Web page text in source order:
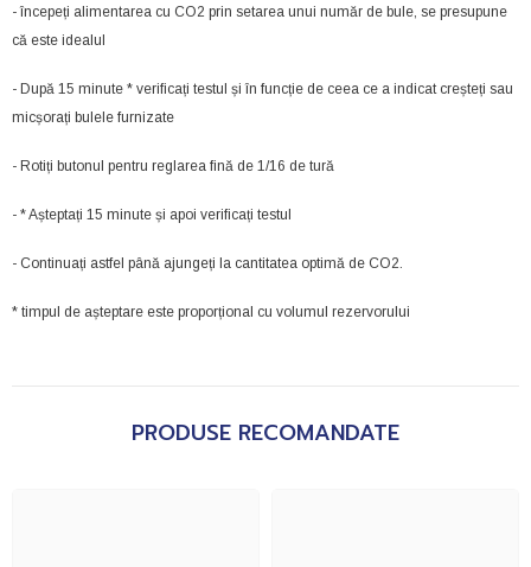
- începeți alimentarea cu CO2 prin setarea unui număr de bule, se presupune
că este idealul
- După 15 minute * verificați testul și în funcție de ceea ce a indicat creșteți sau
micșorați bulele furnizate
- Rotiți butonul pentru reglarea fină de 1/16 de tură
- * Așteptați 15 minute și apoi verificați testul
- Continuați astfel până ajungeți la cantitatea optimă de CO2.
* timpul de așteptare este proporțional cu volumul rezervorului
PRODUSE RECOMANDATE